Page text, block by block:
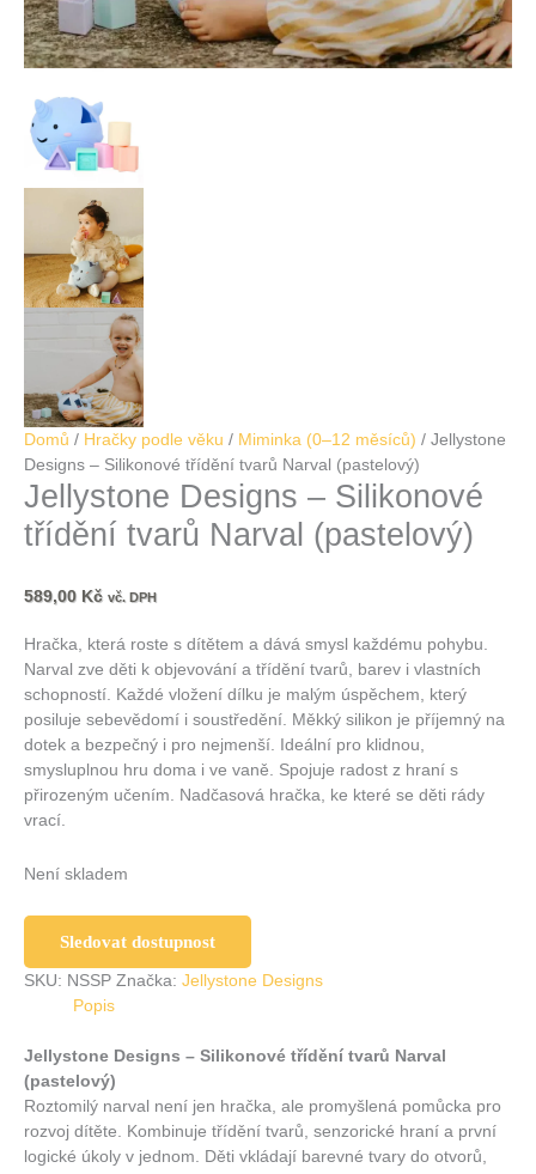
Domů / Hračky podle věku / Miminka (0–12 měsíců) / Jellystone
Designs – Silikonové třídění tvarů Narval (pastelový)
Jellystone Designs – Silikonové
třídění tvarů Narval (pastelový)
589,00 Kč vč. DPH
Hračka, která roste s dítětem a dává smysl každému pohybu.
Narval zve děti k objevování a třídění tvarů, barev i vlastních
schopností. Každé vložení dílku je malým úspěchem, který
posiluje sebevědomí i soustředění. Měkký silikon je příjemný na
dotek a bezpečný i pro nejmenší. Ideální pro klidnou,
smysluplnou hru doma i ve vaně. Spojuje radost z hraní s
přirozeným učením. Nadčasová hračka, ke které se děti rády
vrací.
Není skladem
Sledovat dostupnost
SKU: NSSP Značka: Jellystone Designs
Popis
Jellystone Designs – Silikonové třídění tvarů Narval
(pastelový)
Roztomilý narval není jen hračka, ale promyšlená pomůcka pro
rozvoj dítěte. Kombinuje třídění tvarů, senzorické hraní a první
logické úkoly v jednom. Děti vkládají barevné tvary do otvorů,